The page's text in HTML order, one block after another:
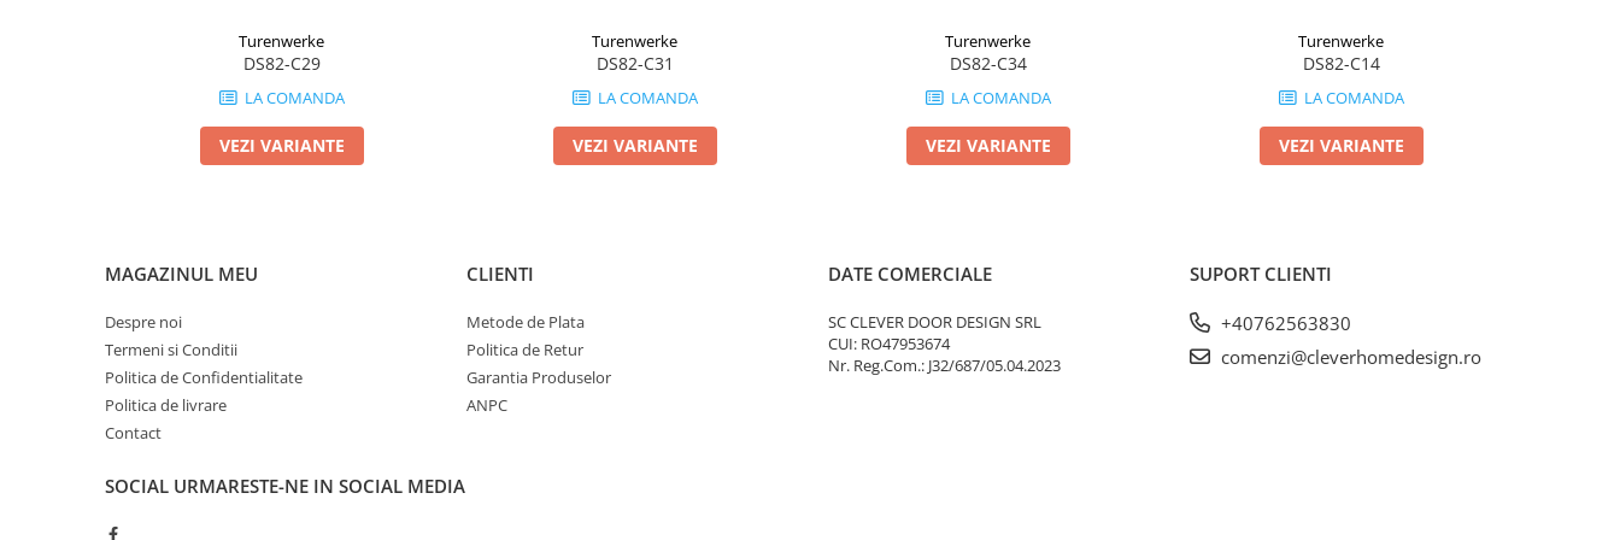
Turenwerke
DS82-C29
LA COMANDA
VEZI VARIANTE
Turenwerke
DS82-C31
LA COMANDA
VEZI VARIANTE
Turenwerke
DS82-C34
LA COMANDA
VEZI VARIANTE
Turenwerke
DS82-C14
LA COMANDA
VEZI VARIANTE
MAGAZINUL MEU
Despre noi
Termeni si Conditii
Politica de Confidentialitate
Politica de livrare
Contact
CLIENTI
Metode de Plata
Politica de Retur
Garantia Produselor
ANPC
DATE COMERCIALE
SC CLEVER DOOR DESIGN SRL
CUI: RO47953674
Nr. Reg.Com.: J32/687/05.04.2023
SUPORT CLIENTI
+40762563830
comenzi@cleverhomedesign.ro
SOCIAL URMARESTE-NE IN SOCIAL MEDIA